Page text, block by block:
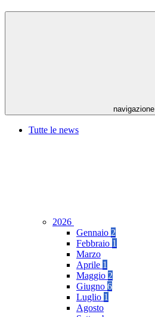
navigazione
Tutte le news
2026
Gennaio 2
Febbraio 1
Marzo
Aprile 1
Maggio 2
Giugno 6
Luglio 1
Agosto